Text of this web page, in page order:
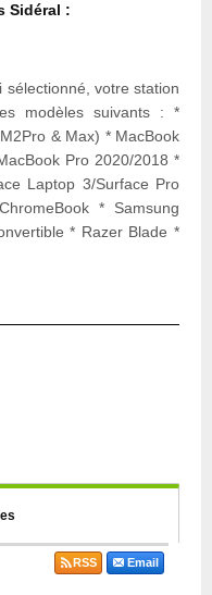
Sidéral :
votre station
modèles suivants : *
& Max) * MacBook
Pro 2020/2018 *
Laptop 3/Surface Pro
* Samsung
* Razer Blade *
Email
RSS